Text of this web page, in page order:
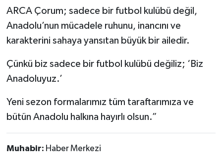
ARCA Çorum; sadece bir futbol kulübü değil,
Anadolu’nun mücadele ruhunu, inancını ve
karakterini sahaya yansıtan büyük bir ailedir.
Çünkü biz sadece bir futbol kulübü değiliz; ‘Biz
Anadoluyuz.’
Yeni sezon formalarımız tüm taraftarımıza ve
bütün Anadolu halkına hayırlı olsun.”
Muhabir: Haber Merkezi